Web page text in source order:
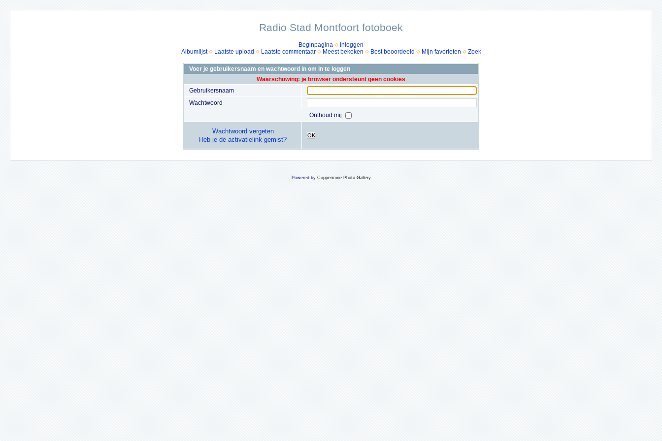
Radio Stad Montfoort fotoboek
Beginpagina
Inloggen
Albumlijst
Laatste upload Laatste commentaar Meest bekeken Best beoordeeld Mijn favorieten Zoek
Voer je gebruikersnaam en wachtwoord in om in te loggen
Waarschuwing: je browser ondersteunt geen cookies
Gebruikersnaam
Wachtwoord
Onthoud mij
Wachtwoord vergeten
Heb je de activatielink gemist?
OK
Powered by Coppermine Photo Gallery